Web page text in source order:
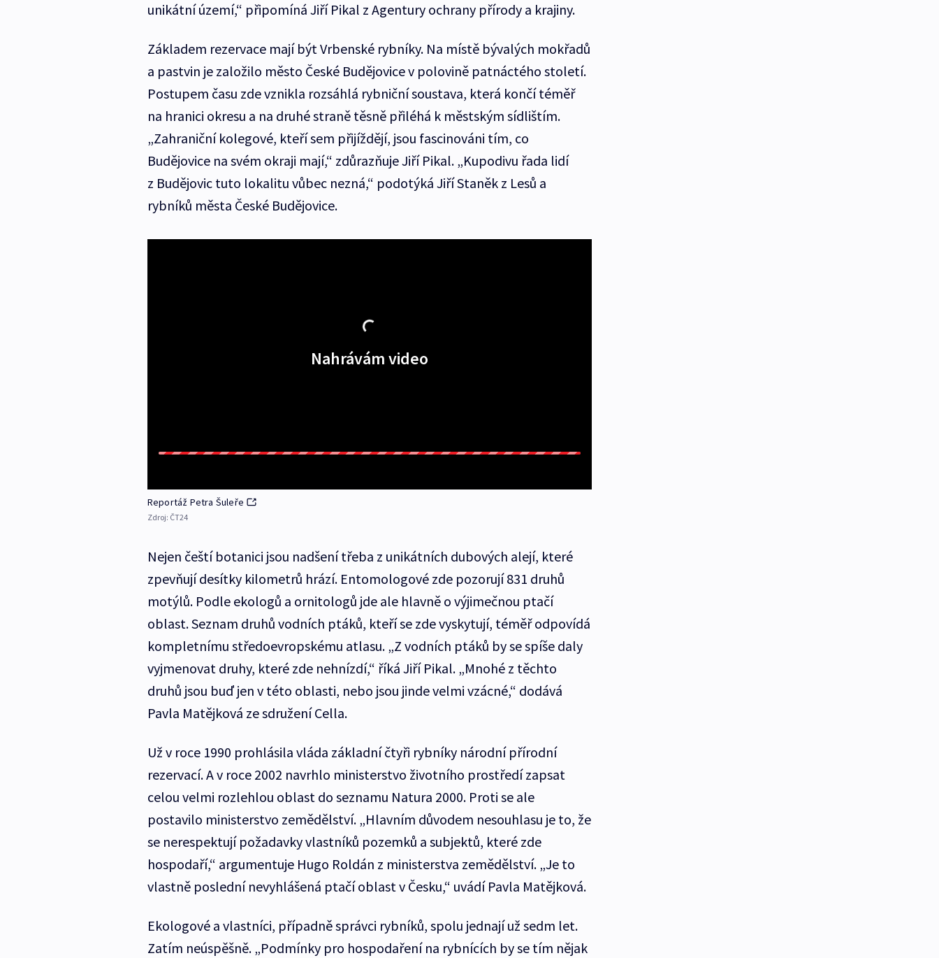
unikátní území,“ připomíná Jiří Pikal z Agentury ochrany přírody a krajiny.
Základem rezervace mají být Vrbenské rybníky. Na místě bývalých mokřadů
a pastvin je založilo město České Budějovice v polovině patnáctého století.
Postupem času zde vznikla rozsáhlá rybniční soustava, která končí téměř
na hranici okresu a na druhé straně těsně přiléhá k městským sídlištím.
„Zahraniční kolegové, kteří sem přijíždějí, jsou fascinováni tím, co
Budějovice na svém okraji mají,“ zdůrazňuje Jiří Pikal. „Kupodivu řada lidí
z Budějovic tuto lokalitu vůbec nezná,“ podotýká Jiří Staněk z Lesů a
rybníků města České Budějovice.
Nahrávám video
Reportáž Petra Šuleře
Zdroj: ČT24
Nejen čeští botanici jsou nadšení třeba z unikátních dubových alejí, které
zpevňují desítky kilometrů hrází. Entomologové zde pozorují 831 druhů
motýlů. Podle ekologů a ornitologů jde ale hlavně o výjimečnou ptačí
oblast. Seznam druhů vodních ptáků, kteří se zde vyskytují, téměř odpovídá
kompletnímu středoevropskému atlasu. „Z vodních ptáků by se spíše daly
vyjmenovat druhy, které zde nehnízdí,“ říká Jiří Pikal. „Mnohé z těchto
druhů jsou buď jen v této oblasti, nebo jsou jinde velmi vzácné,“ dodává
Pavla Matějková ze sdružení Cella.
Už v roce 1990 prohlásila vláda základní čtyři rybníky národní přírodní
rezervací. A v roce 2002 navrhlo ministerstvo životního prostředí zapsat
celou velmi rozlehlou oblast do seznamu Natura 2000. Proti se ale
postavilo ministerstvo zemědělství. „Hlavním důvodem nesouhlasu je to, že
se nerespektují požadavky vlastníků pozemků a subjektů, které zde
hospodaří,“ argumentuje Hugo Roldán z ministerstva zemědělství. „Je to
vlastně poslední nevyhlášená ptačí oblast v Česku,“ uvádí Pavla Matějková.
Ekologové a vlastníci, případně správci rybníků, spolu jednají už sedm let.
Zatím neúspěšně. „Podmínky pro hospodaření na rybnících by se tím nějak